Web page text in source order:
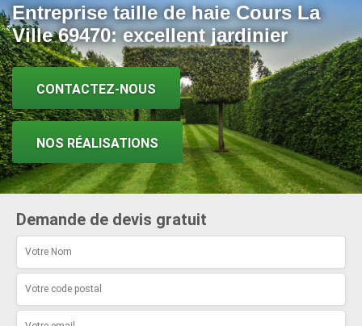
Entreprise taille de haie Cours La
Ville 69470: excellent jardinier
CONTACTEZ-NOUS
NOS RÉALISATIONS
Demande de devis gratuit